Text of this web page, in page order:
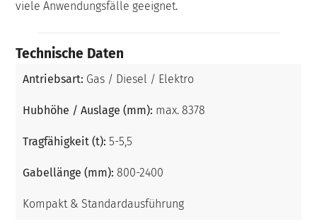
viele Anwendungsfälle geeignet.
Technische Daten
Antriebsart: Gas / Diesel / Elektro
Hubhöhe / Auslage (mm): max. 8378
Tragfähigkeit (t):5-5,5
Gabellänge (mm):800-2400
Kompakt & Standardausführung